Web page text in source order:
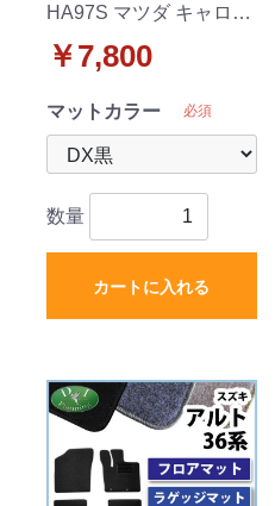
HA97S マツダ キャロル
ット カーマット DXシリ
￥7,800
マットカラー 必須
数量
カートに入れる